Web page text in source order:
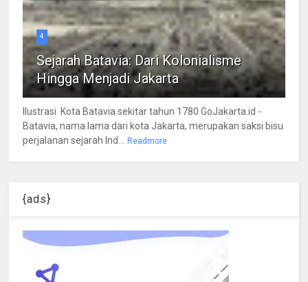
4
Sejarah Batavia: Dari Kolonialisme
Hingga Menjadi Jakarta
Ilustrasi Kota Batavia sekitar tahun 1780 GoJakarta.id -
Batavia, nama lama dari kota Jakarta, merupakan saksi bisu
perjalanan sejarah Ind... Readmore
{ads}